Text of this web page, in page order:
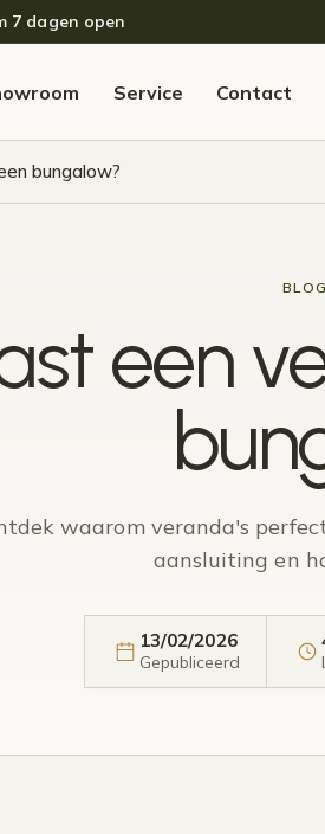
7 dagen open
Service Contact
bungalow?
een
waarom veranda's
aansluiting en
13/02/2026
Gepubliceerd